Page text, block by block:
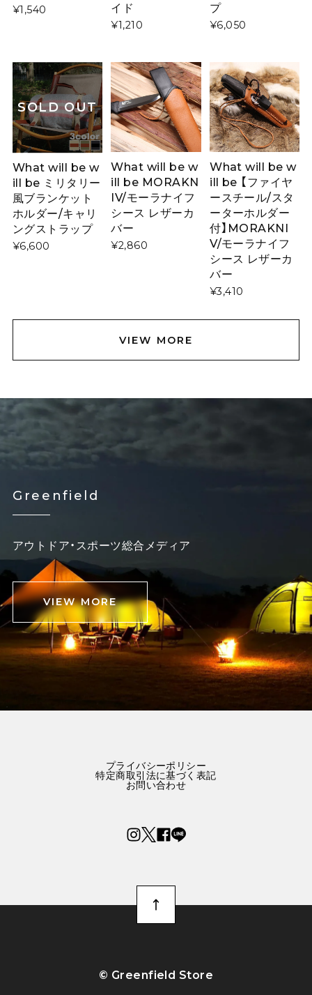
¥1,540
イド
¥1,210
プ
¥6,050
SOLD OUT
What will be w
ill be ミリタリー
風ブランケット
ホルダー/キャリ
ングストラップ
¥6,600
What will be w
ill be MORAKN
IV/モーラナイフ
シース レザーカ
バー
¥2,860
What will be w
ill be 【ファイヤ
ースチール/スタ
ーターホルダー
付】MORAKNI
V/モーラナイフ
シース レザーカ
バー
¥3,410
VIEW MORE
Greenfield
アウトドア・スポーツ総合メディア
VIEW MORE
プライバシーポリシー
特定商取引法に基づく表記
お問い合わせ
©︎ Greenfield Store